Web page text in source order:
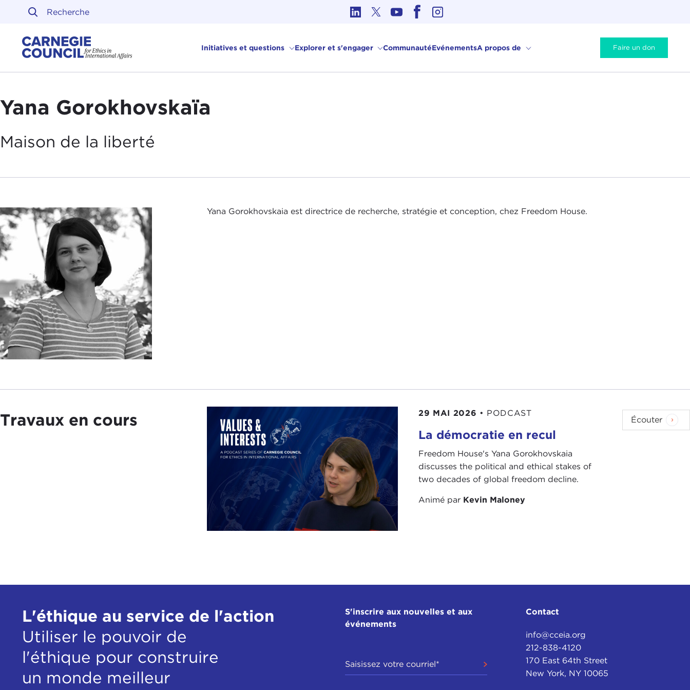
Skip to content
Initiatives et questions Explorer et s'engager CommunautéEvénementsA propos de Faire un don
Yana Gorokhovskaïa
Maison de la liberté
Yana Gorokhovskaia est directrice de recherche, stratégie et conception, chez Freedom House.
Travaux en cours 29 MAI 2026 • PODCAST
La démocratie en recul
Freedom House's Yana Gorokhovskaia
discusses the political and ethical stakes of
two decades of global freedom decline.
Animé par Kevin Maloney
Écouter
L'éthique au service de l'action
Utiliser le pouvoir de
l'éthique pour construire
un monde meilleur
S'inscrire aux nouvelles et aux
événements
Contact
info@cceia.org
212-838-4120
170 East 64th Street
New York, NY 10065